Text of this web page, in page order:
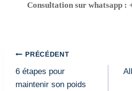
Consultation sur whatsapp :
Navigation
de
l’article
PRÉCÉDENT
6 étapes pour
maintenir son poids